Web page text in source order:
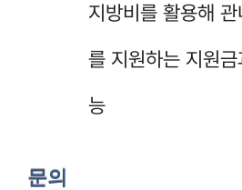
지방비를 활용해
를 지원하는 지원
능
문의